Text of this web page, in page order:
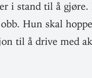
i stand til å
Hun skal
til å drive med